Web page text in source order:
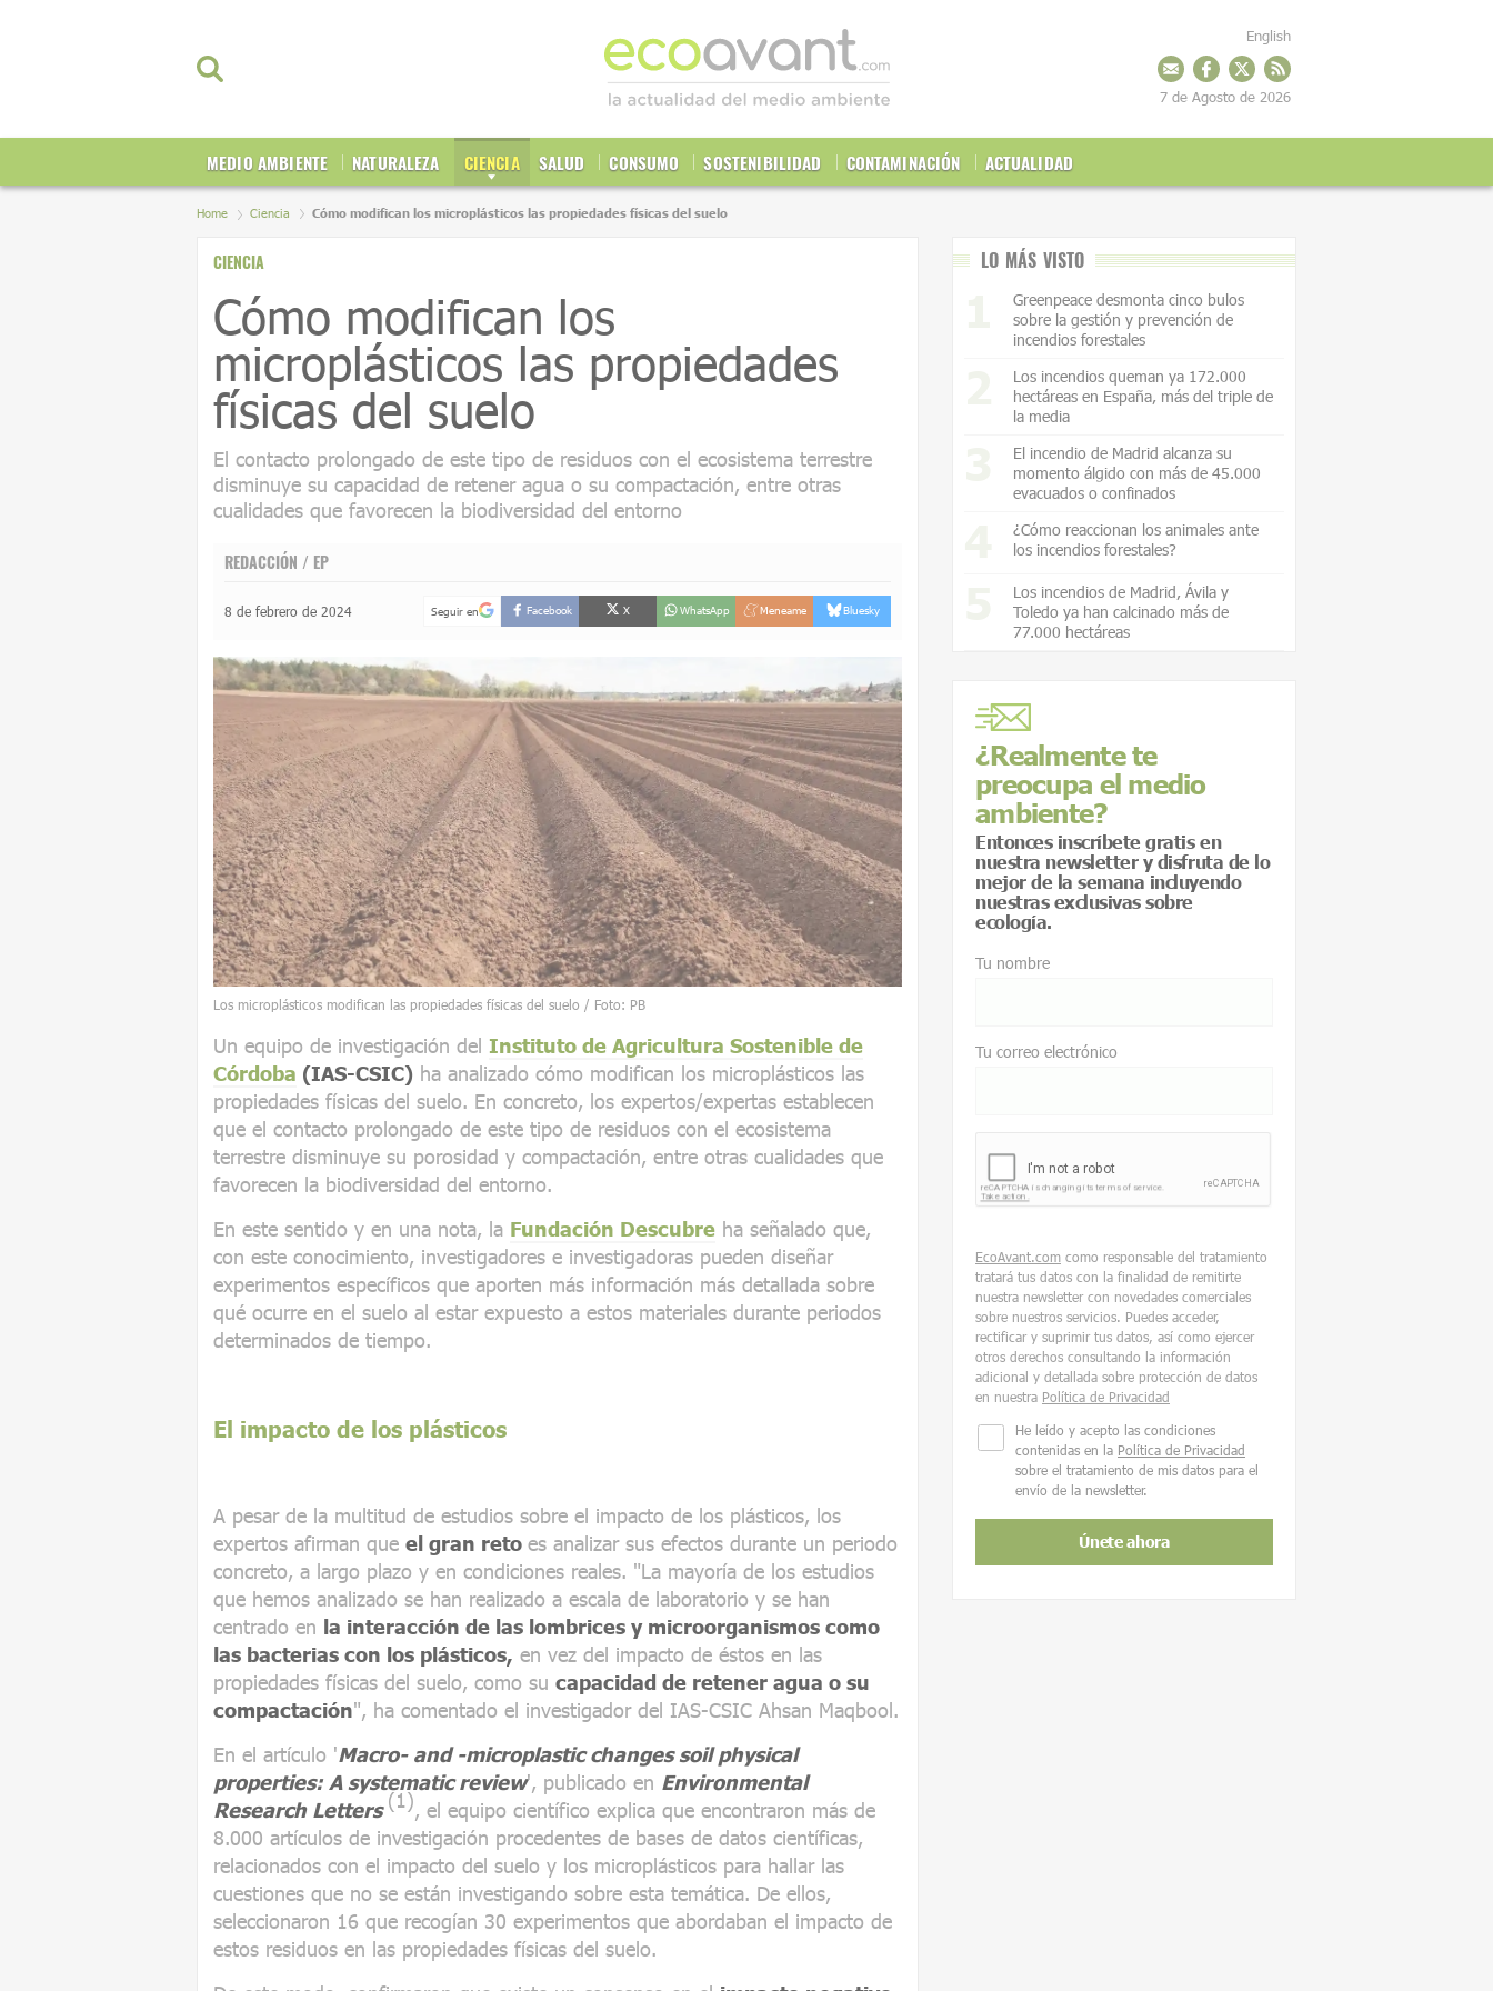
MEDIO AMBIENTE NATURALEZA CIENCIA SALUD CONSUMO SOSTENIBILIDAD CONTAMINACIÓN ACTUALIDAD
English
7 de Agosto de 2026
Home Ciencia Cómo modifican los microplásticos las propiedades físicas del suelo
CIENCIA
Cómo modifican los
microplásticos las propiedades
físicas del suelo
El contacto prolongado de este tipo de residuos con el ecosistema terrestre
disminuye su capacidad de retener agua o su compactación, entre otras
cualidades que favorecen la biodiversidad del entorno
REDACCIÓN / EP
8 de febrero de 2024 Seguir en Facebook X WhatsApp Meneame Bluesky
Los microplásticos modifican las propiedades físicas del suelo / Foto: PB
Un equipo de investigación del Instituto de Agricultura Sostenible de
Córdoba (IAS-CSIC) ha analizado cómo modifican los microplásticos las
propiedades físicas del suelo. En concreto, los expertos/expertas establecen
que el contacto prolongado de este tipo de residuos con el ecosistema
terrestre disminuye su porosidad y compactación, entre otras cualidades que
favorecen la biodiversidad del entorno.
En este sentido y en una nota, la Fundación Descubre ha señalado que,
con este conocimiento, investigadores e investigadoras pueden diseñar
experimentos específicos que aporten más información más detallada sobre
qué ocurre en el suelo al estar expuesto a estos materiales durante periodos
determinados de tiempo.
El impacto de los plásticos
A pesar de la multitud de estudios sobre el impacto de los plásticos, los
expertos afirman que el gran reto es analizar sus efectos durante un periodo
concreto, a largo plazo y en condiciones reales. "La mayoría de los estudios
que hemos analizado se han realizado a escala de laboratorio y se han
centrado en la interacción de las lombrices y microorganismos como
las bacterias con los plásticos, en vez del impacto de éstos en las
propiedades físicas del suelo, como su capacidad de retener agua o su
compactación", ha comentado el investigador del IAS-CSIC Ahsan Maqbool.
En el artículo 'Macro- and -microplastic changes soil physical
properties: A systematic review', publicado en Environmental
Research Letters(1), el equipo científico explica que encontraron más de
8.000 artículos de investigación procedentes de bases de datos científicas,
relacionados con el impacto del suelo y los microplásticos para hallar las
cuestiones que no se están investigando sobre esta temática. De ellos,
seleccionaron 16 que recogían 30 experimentos que abordaban el impacto de
estos residuos en las propiedades físicas del suelo.
LO MÁS VISTO
Greenpeace desmonta cinco bulos
sobre la gestión y prevención de
incendios forestales
Los incendios queman ya 172.000
hectáreas en España, más del triple de
la media
El incendio de Madrid alcanza su
momento álgido con más de 45.000
evacuados o confinados
¿Cómo reaccionan los animales ante
los incendios forestales?
Los incendios de Madrid, Ávila y
Toledo ya han calcinado más de
77.000 hectáreas
¿Realmente te
preocupa el medio
ambiente?
Entonces inscríbete gratis en
nuestra newsletter y disfruta de lo
mejor de la semana incluyendo
nuestras exclusivas sobre
ecología.
Tu nombre
Tu correo electrónico
EcoAvant.com como responsable del tratamiento
tratará tus datos con la finalidad de remitirte
nuestra newsletter con novedades comerciales
sobre nuestros servicios. Puedes acceder,
rectificar y suprimir tus datos, así como ejercer
otros derechos consultando la información
adicional y detallada sobre protección de datos
en nuestra Política de Privacidad
He leído y acepto las condiciones
contenidas en la Política de Privacidad
sobre el tratamiento de mis datos para el
envío de la newsletter.